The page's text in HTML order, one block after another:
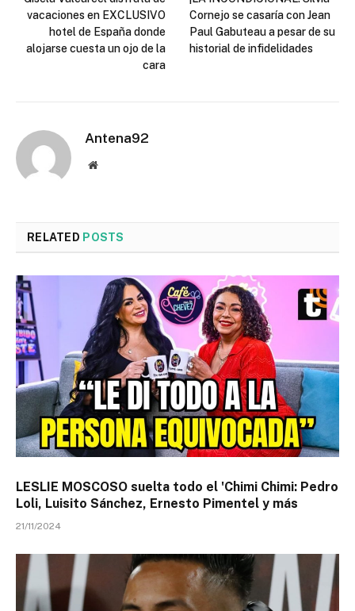
vacaciones en EXCLUSIVO
hotel de España donde
alojarse cuesta un ojo de la
cara
Cornejo se casaría con Jean
Paul Gabuteau a pesar de su
historial de infidelidades
Antena92
Website
RELATED POSTS
LESLIE MOSCOSO suelta todo el 'Chimi Chimi: Pedro
Loli, Luisito Sánchez, Ernesto Pimentel y más
21/11/2024